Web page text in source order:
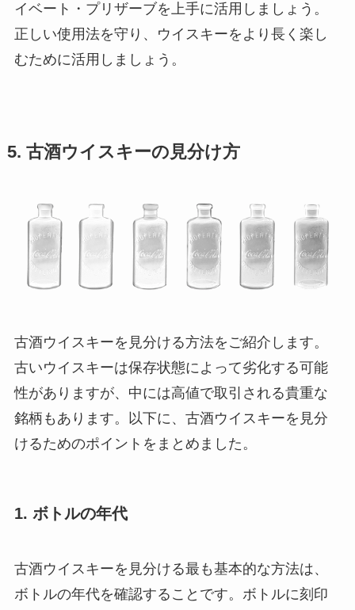
イベート・プリザーブを上手に活用しましょう。
正しい使用法を守り、ウイスキーをより長く楽し
むために活用しましょう。
5. 古酒ウイスキーの見分け方
古酒ウイスキーを見分ける方法をご紹介します。
古いウイスキーは保存状態によって劣化する可能
性がありますが、中には高値で取引される貴重な
銘柄もあります。以下に、古酒ウイスキーを見分
けるためのポイントをまとめました。
1. ボトルの年代
古酒ウイスキーを見分ける最も基本的な方法は、
ボトルの年代を確認することです。ボトルに刻印